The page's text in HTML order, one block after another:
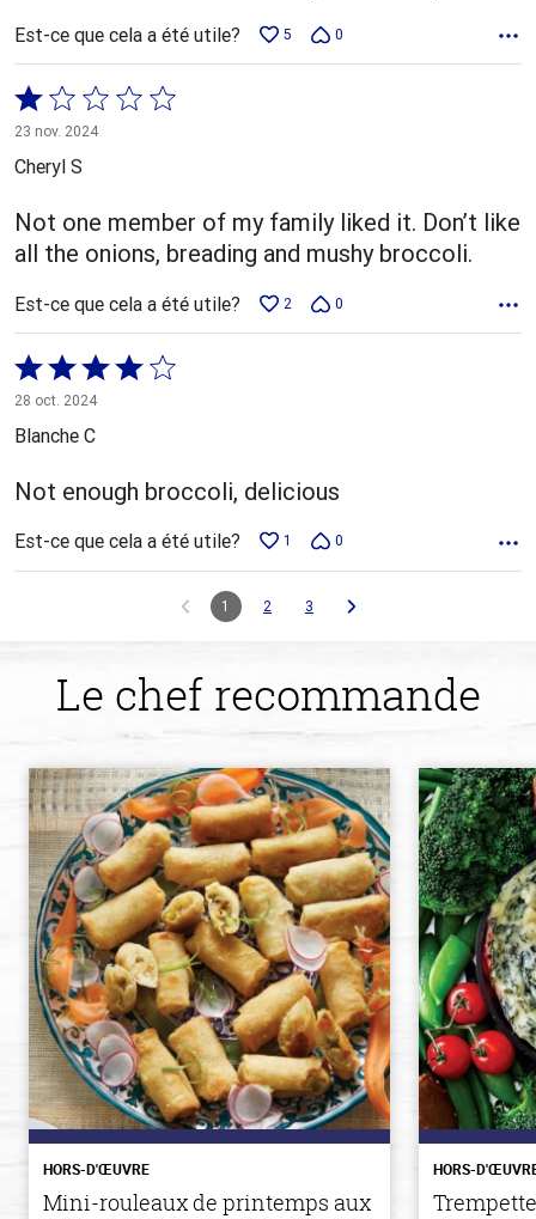
Est-ce que cela a été utile? 5 0
Coté
1 sur
5
23 nov. 2024
Cheryl S
Not one member of my family liked it. Don’t like
all the onions, breading and mushy broccoli.
Est-ce que cela a été utile? 2 0
Coté
4 sur
5
28 oct. 2024
Blanche C
Not enough broccoli, delicious
Est-ce que cela a été utile? 1 0
1 2 3
Le chef recommande
HORS-D'ŒUVRE
Mini-rouleaux de printemps aux
HORS-